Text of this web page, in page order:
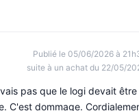
Publié le 05/06/2026 à
suite à un achat du 22/05/
pas que le logi devait être
C'est dommage.